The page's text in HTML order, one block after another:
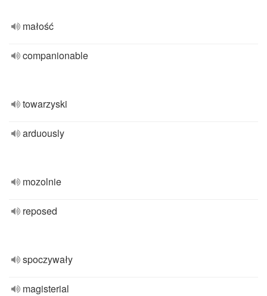
małość
companionable
towarzyski
arduously
mozolnie
reposed
spoczywały
magisterial